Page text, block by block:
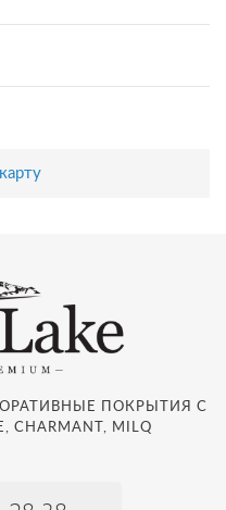
ПОКРЫТИЯ С
CHARMANT, MILQ